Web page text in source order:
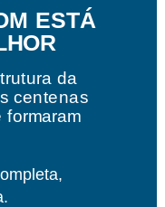
ESTÁ
da
centenas